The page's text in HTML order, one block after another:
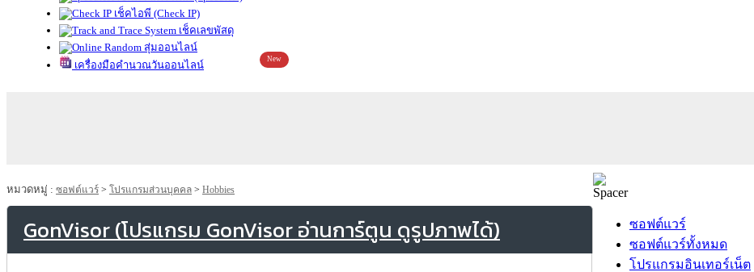
เช็คไอพี (Check IP)
เช็คเลขพัสดุ
สุ่มออนไลน์
เครื่องมือคำนวณวันออนไลน์
New
หมวดหมู่ : ซอฟต์แวร์ > โปรแกรมส่วนบุคคล > Hobbies
GonVisor (โปรแกรม GonVisor อ่านการ์ตูน ดูรูปภาพได้)
ซอฟต์แวร์
ซอฟต์แวร์ทั้งหมด
โปรแกรมอินเทอร์เน็ต